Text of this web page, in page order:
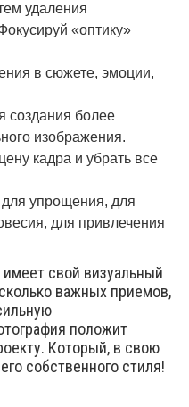
удаления
«оптику»
в сюжете, эмоции,
создания более
изображения.
кадра и убрать все
для упрощения, для
для привлечения
свой визуальный
важных приемов,
положит
Который, в свою
собственного стиля!